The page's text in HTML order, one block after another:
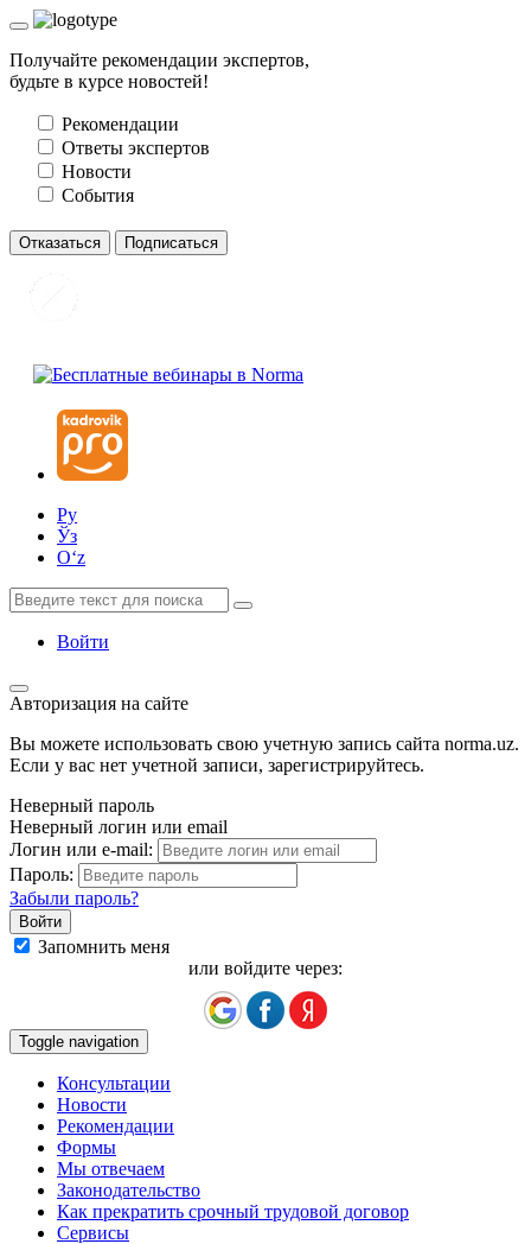
Получайте рекомендации экспертов,
будьте в курсе новостей!
Рекомендации
Ответы экспертов
Новости
События
Отказаться Подписаться
Ру
Ўз
Oʻz
Войти
Авторизация на сайте
Вы можете использовать свою учетную запись сайта norma.uz.
Если у вас нет учетной записи, зарегистрируйтесь.
Неверный пароль
Неверный логин или email
Логин или e-mail:
Пароль:
Забыли пароль?
Запомнить меня
или войдите через:
Toggle navigation
Консультации
Новости
Рекомендации
Формы
Мы отвечаем
Законодательство
Как прекратить срочный трудовой договор
Сервисы